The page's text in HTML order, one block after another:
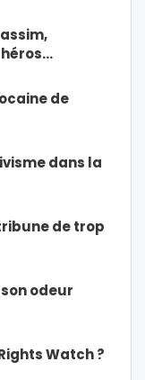
de
dans la
de trop
odeur
Watch ?